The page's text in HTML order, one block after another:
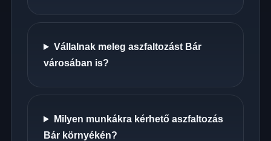
Vállalnak meleg aszfaltozást Bár
városában is?
Milyen munkákra kérhető aszfaltozás
Bár környékén?